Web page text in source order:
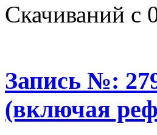
Cкачиваний с
Запись №:
(включая